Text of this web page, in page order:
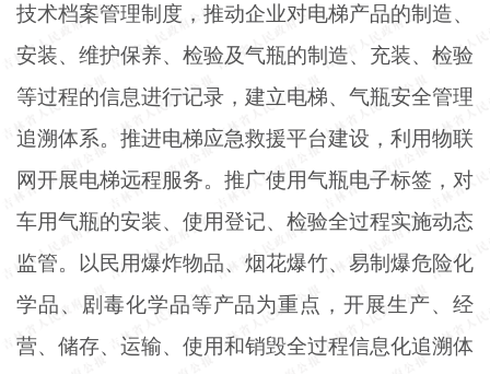
技术档案管理制度，推动企业对电梯产品的制造、
安装、维护保养、检验及气瓶的制造、充装、检验
等过程的信息进行记录，建立电梯、气瓶安全管理
追溯体系。推进电梯应急救援平台建设，利用物联
网开展电梯远程服务。推广使用气瓶电子标签，对
车用气瓶的安装、使用登记、检验全过程实施动态
监管。以民用爆炸物品、烟花爆竹、易制爆危险化
学品、剧毒化学品等产品为重点，开展生产、经
营、储存、运输、使用和销毁全过程信息化追溯体